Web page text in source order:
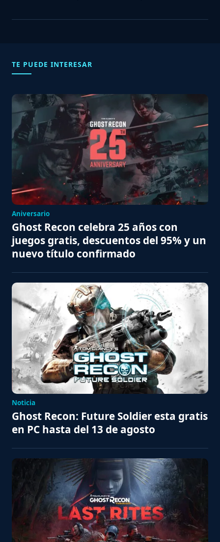
TE PUEDE INTERESAR
Aniversario
Ghost Recon celebra 25 años con
juegos gratis, descuentos del 95% y un
nuevo título confirmado
Noticia
Ghost Recon: Future Soldier esta gratis
en PC hasta del 13 de agosto